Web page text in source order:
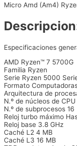
Micro Amd (Am4)
Especificaciones
AMD Ryzen™ 7 5700G
Familia Ryzen
Serie Ryzen 5000
Formato
Arquitectura de
N.º de núcleos de CPU
N.º de subprocesos 16
Reloj turbo máximo
Reloj base 3.8 GHz
Caché L2 4 MB
Caché L3 16 MB